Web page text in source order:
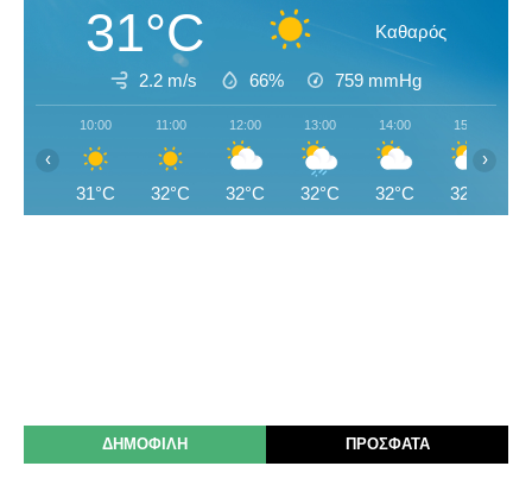
31°C Καθαρός
2.2 m/s 66% 759 mmHg
10:00
31°C
11:00
32°C
12:00
32°C
13:00
32°C
14:00
32°C
15:00
32°C
‹ ›
ΔΗΜΟΦΙΛΗ ΠΡΟΣΦΑΤΑ